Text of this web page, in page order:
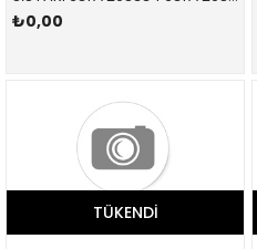
₺0,00
TÜKENDI